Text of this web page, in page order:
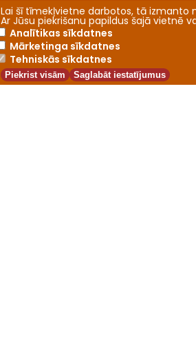
Lai šī tīmekļvietne darbotos, tā izmanto
Ar Jūsu piekrišanu papildus šajā vietnē
Analītikas sīkdatnes
Mārketinga sīkdatnes
Tehniskās sīkdatnes
Saglabāt iestatījumus
Piekrist visām